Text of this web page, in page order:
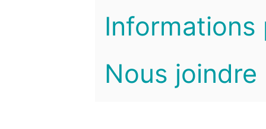
Informations
Nous joindre